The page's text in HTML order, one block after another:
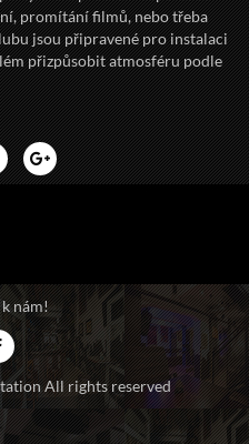
promítání filmů, nebo třeba
jsou připravené pro instalaci
přizpůsobit atmosféru podle
nám!
All rights reserved